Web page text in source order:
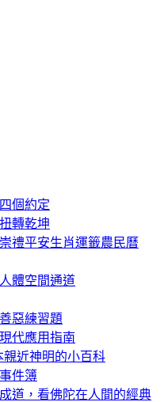
個約定
轉乾坤
禮平安生肖運籤農民曆
體空間通道
惡練習題
代應用指南
親近神明的小百科
件簿
道，看佛陀在人間的經典